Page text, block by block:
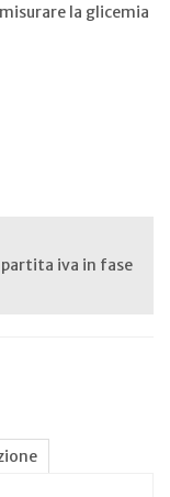
la glicemia
iva in fase